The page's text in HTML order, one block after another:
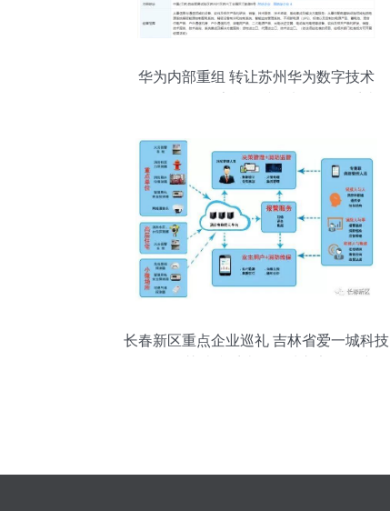
华为内部重组 转让苏州华为数字技术
长春新区重点企业巡礼 吉林省爱一城科技